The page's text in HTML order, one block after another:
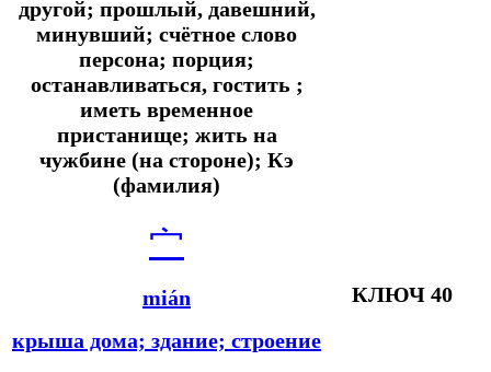
другой; прошлый, давешний,
минувший; счётное слово
персона; порция;
останавливаться, гостить ;
иметь временное
пристанище; жить на
чужбине (на стороне); Кэ
(фамилия)
宀
mián
крыша дома; здание; строение
КЛЮЧ 40